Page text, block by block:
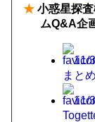
★ 小惑星探
ムQ&A企
11/
まとめ
11/